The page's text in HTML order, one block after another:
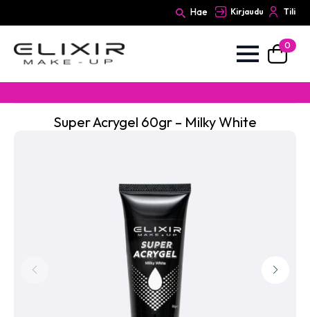
Hae Kirjaudu Tili
0
Super Acrygel 60gr – Milky White